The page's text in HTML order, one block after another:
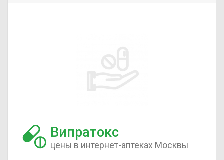
Випратокс
цены в интернет-аптеках Москвы